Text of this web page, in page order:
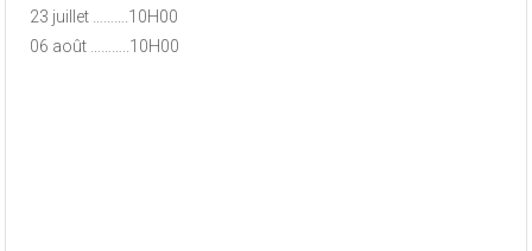
23 juillet ……….10H00
06 août ………..10H00